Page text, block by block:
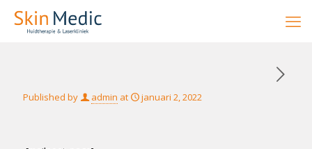
Published by admin at januari 2, 2022